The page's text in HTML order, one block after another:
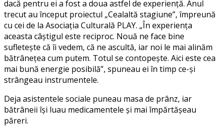
dacă pentru ei a fost a doua astfel de experiență. Anul
trecut au început proiectul „Cealaltă stagiune”, împreună
cu cei de la Asociația Culturală PLAY. „În experiența
aceasta câștigul este reciproc. Nouă ne face bine
sufletește că îi vedem, că ne ascultă, iar noi le mai alinăm
bătrânețea cum putem. Totul se contopește. Aici este cea
mai bună energie posibilă”, spuneau ei în timp ce-și
strângeau instrumentele.
Deja asistentele sociale puneau masa de prânz, iar
bătrâneii își luau medicamentele și mai împărtășeau
păreri.